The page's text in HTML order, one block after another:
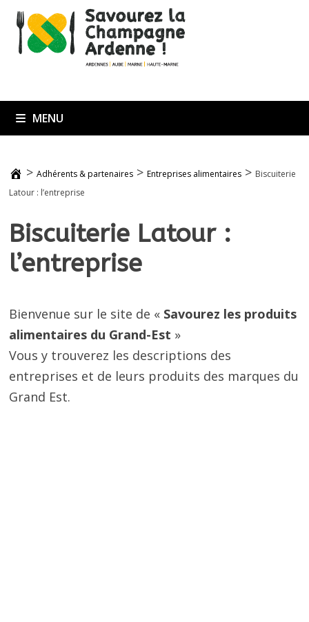
Passer
contenu
MENU
>Adhérents & partenaires >Entreprises alimentaires > Biscuiterie
Latour : l’entreprise
Biscuiterie Latour :
l’entreprise
Bienvenue sur le site de « Savourez les produits
alimentaires du Grand-Est »
Vous y trouverez les descriptions des
entreprises et de leurs produits des marques du
Grand Est.